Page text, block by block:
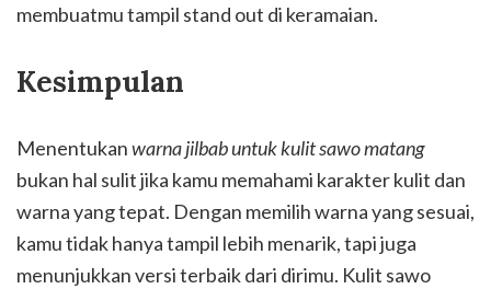
membuatmu tampil stand out di keramaian.
Kesimpulan
Menentukanwarna jilbab untuk kulit sawo matang
bukan hal sulit jika kamu memahami karakter kulit dan
warna yang tepat. Dengan memilih warna yang sesuai,
kamu tidak hanya tampil lebih menarik, tapi juga
menunjukkan versi terbaik dari dirimu. Kulit sawo